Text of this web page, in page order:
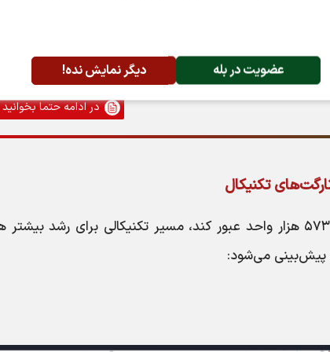
عضویت در بله دیگر نمایش نده!
در ادامه حتما بخوانید
تکنیکال
اگر شاخص قیمت هم‌وزن بتواند با قدرت از سقف ۵۷۳ هزار واحد عبور کند، مسیر تکنیکالی برای رشد
پیش‌بینی می‌شود: